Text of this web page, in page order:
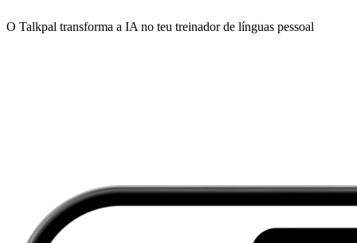
O Talkpal transforma a IA no teu treinador de línguas pessoal